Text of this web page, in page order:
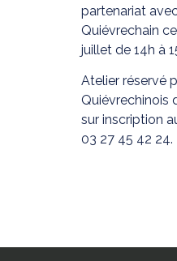
partenariat
Quiévrechain
juillet de 14h à
Atelier réservé
Quiévrechinois
sur inscription
03 27 45 42 24.